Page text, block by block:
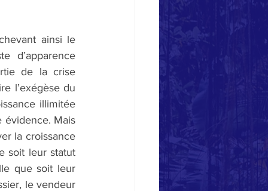
ainsi le
d’apparence
de la crise
l’exégèse du
illimitée
évidence. Mais
la croissance
soit leur statut
que soit leur
le vendeur